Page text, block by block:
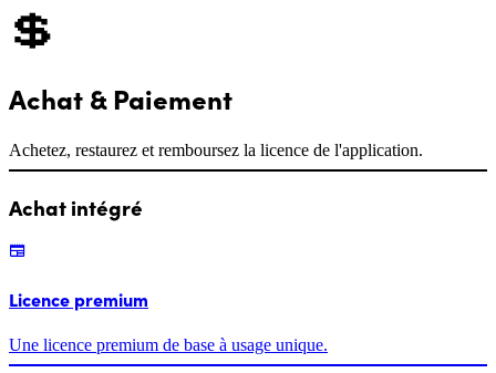
💲
Achat & Paiement
Achetez, restaurez et remboursez la licence de l'application.
Achat intégré
Licence premium
Une licence premium de base à usage unique.